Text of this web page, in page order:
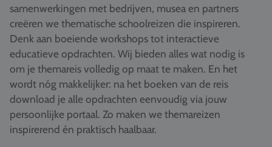
Referenties
Vacatures
Contact
076 522 30 57
samenwerkingen met bedrijven, musea en partners
creëren we thematische schoolreizen die inspireren.
Denk aan boeiende workshops tot interactieve
educatieve opdrachten. Wij bieden alles wat nodig is
om je themareis volledig op maat te maken. En het
wordt nóg makkelijker: na het boeken van de reis
download je alle opdrachten eenvoudig via jouw
persoonlijke portaal. Zo maken we themareizen
inspirerend én praktisch haalbaar.